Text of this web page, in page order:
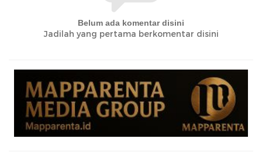
Belum ada komentar disini
Jadilah yang pertama berkomentar disini